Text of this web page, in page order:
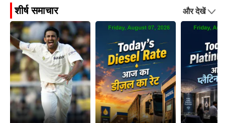
शीर्ष समाचार और देखें